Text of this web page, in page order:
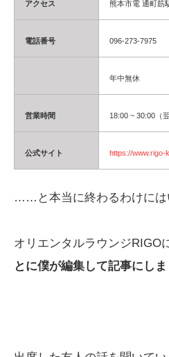
アクセス 熊本市電 通町筋
電話番号 096-273-7975
年中無休
営業時間 18:00 ~ 30:00（
公式サイト https://www.rigo-
……と本当に終わるわけには
オリエンタルラウンジRIGO
とに僕が編集して記事にしま